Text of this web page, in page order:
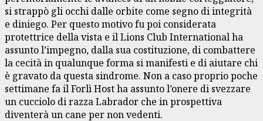
si strappò gli occhi dalle orbite come segno di integrità
e diniego. Per questo motivo fu poi considerata
protettrice della vista e il Lions Club International ha
assunto l’impegno, dalla sua costituzione, di combattere
la cecità in qualunque forma si manifesti e di aiutare chi
è gravato da questa sindrome. Non a caso proprio poche
settimane fa il Forlì Host ha assunto l’onere di svezzare
un cucciolo di razza Labrador che in prospettiva
diventerà un cane per non vedenti.